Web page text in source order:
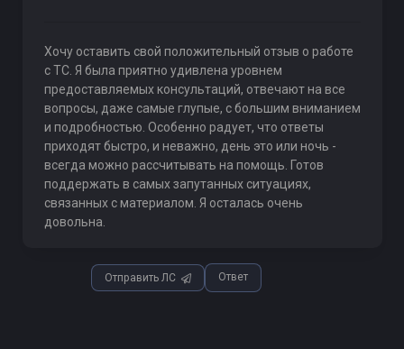
Хочу оставить свой положительный отзыв о работе
с ТС. Я была приятно удивлена уровнем
предоставляемых консультаций, отвечают на все
вопросы, даже самые глупые, с большим вниманием
и подробностью. Особенно радует, что ответы
приходят быстро, и неважно, день это или ночь -
всегда можно рассчитывать на помощь. Готов
поддержать в самых запутанных ситуациях,
связанных с материалом. Я осталась очень
довольна.
Отправить ЛС Ответ